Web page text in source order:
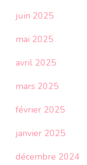
juin 2025
mai 2025
avril 2025
mars 2025
février 2025
janvier 2025
décembre 2024